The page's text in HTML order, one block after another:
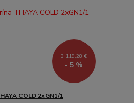
3 119,28 €
- 5 %
COLD 2xGN1/1